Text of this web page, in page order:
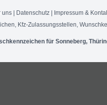
uns Datenschutz
Impressum &
, Kfz-Zulassungsstellen,
für Sonneberg,